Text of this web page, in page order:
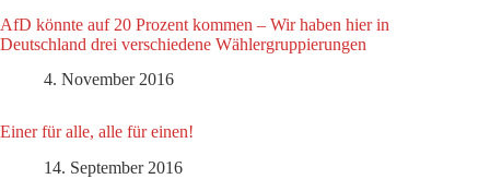
AfD könnte auf 20 Prozent kommen – Wir haben hier in
Deutschland drei verschiedene Wählergruppierungen
4. November 2016
Einer für alle, alle für einen!
14. September 2016